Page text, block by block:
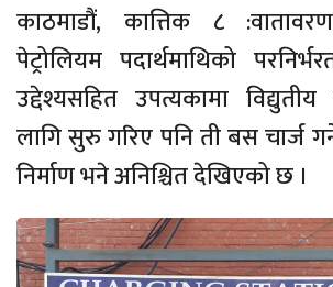
काठमाडौं, कात्तिक ८
पेट्रोलियम पदार्थमाथिको
उद्देश्यसहित उपत्यकामा
लागि सुरु गरिए पनि ती बस चार्ज
निर्माण भने अनिश्चित देखिएको छ ।